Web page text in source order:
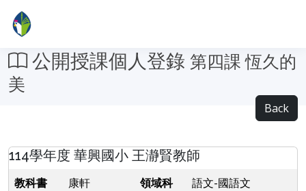
公開授課個人登錄 第四課 恆久的
美
Back
114學年度 華興國小 王瀞賢教師
教科書
康軒
領域科
語文-國語文